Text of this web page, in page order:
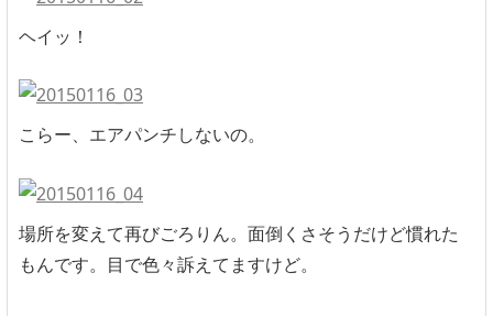
ヘイッ！
こらー、エアパンチしないの。
場所を変えて再びごろりん。面倒くさそうだけど慣れた
もんです。目で色々訴えてますけど。